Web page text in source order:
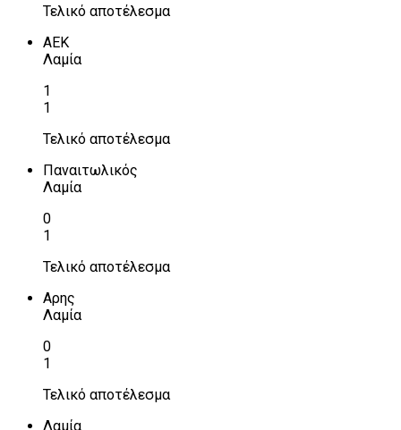
Τελικό αποτέλεσμα
ΑΕΚ
Λαμία
1
1
Τελικό αποτέλεσμα
Παναιτωλικός
Λαμία
0
1
Τελικό αποτέλεσμα
Αρης
Λαμία
0
1
Τελικό αποτέλεσμα
Λαμία